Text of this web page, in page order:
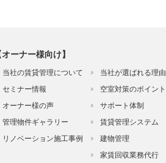
オーナー様向け】
当社の賃貸管理について
セミナー情報
オーナー様の声
管理物件ギャラリー
リノベーション施工事例
当社が選ばれる理由
空室対策のポイント
サポート体制
賃貸管理システム
建物管理
家賃回収業務代行